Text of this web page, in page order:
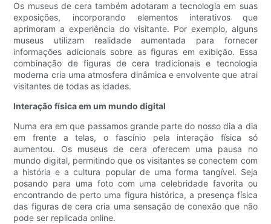
Os museus de cera também adotaram a tecnologia em suas
exposições, incorporando elementos interativos que
aprimoram a experiência do visitante. Por exemplo, alguns
museus utilizam realidade aumentada para fornecer
informações adicionais sobre as figuras em exibição. Essa
combinação de figuras de cera tradicionais e tecnologia
moderna cria uma atmosfera dinâmica e envolvente que atrai
visitantes de todas as idades.
Interação física em um mundo digital
Numa era em que passamos grande parte do nosso dia a dia
em frente a telas, o fascínio pela interação física só
aumentou. Os museus de cera oferecem uma pausa no
mundo digital, permitindo que os visitantes se conectem com
a história e a cultura popular de uma forma tangível. Seja
posando para uma foto com uma celebridade favorita ou
encontrando de perto uma figura histórica, a presença física
das figuras de cera cria uma sensação de conexão que não
pode ser replicada online.